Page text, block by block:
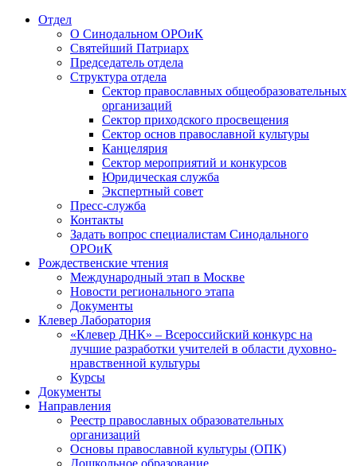
Отдел
О Синодальном ОРОиК
Святейший Патриарх
Председатель отдела
Структура отдела
Сектор православных общеобразовательных
организаций
Сектор приходского просвещения
Сектор основ православной культуры
Канцелярия
Сектор мероприятий и конкурсов
Юридическая служба
Экспертный совет
Пресс-служба
Контакты
Задать вопрос специалистам Синодального
ОРОиК
Рождественские чтения
Международный этап в Москве
Новости регионального этапа
Документы
Клевер Лаборатория
«Клевер ДНК» – Всероссийский конкурс на
лучшие разработки учителей в области духовно-
нравственной культуры
Курсы
Документы
Направления
Реестр православных образовательных
организаций
Основы православной культуры (ОПК)
Дошкольное образование